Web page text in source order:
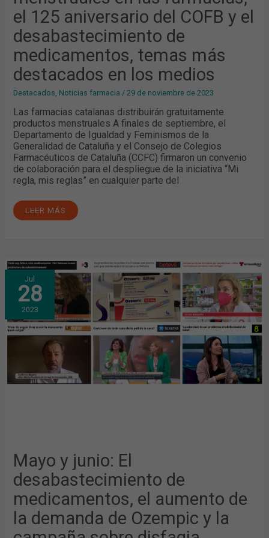
el 125 aniversario del COFB y el
desabastecimiento de
medicamentos, temas más
destacados en los medios
Destacados Noticias farmacia /29 de noviembre de 2023
Las farmacias catalanas distribuirán gratuitamente
productos menstruales A finales de septiembre, el
Departamento de Igualdad y Feminismos de la
Generalidad de Cataluña y el Consejo de Colegios
Farmacéuticos de Cataluña (CCFC) firmaron un convenio
de colaboración para el despliegue de la iniciativa “Mi
regla, mis reglas” en cualquier parte del
LEER MÁS
Jul
28
2023
Mayo y junio: El
desabastecimiento de
medicamentos, el aumento de
la demanda de Ozempic y la
MAYO
Y
JUNIO:
EL
DESABASTECIMIENTO
DE
MEDICAMENTOS,
EL
AUMENTO
DEMANDA
OZEMPIC
Y
LOS
MEDIOS